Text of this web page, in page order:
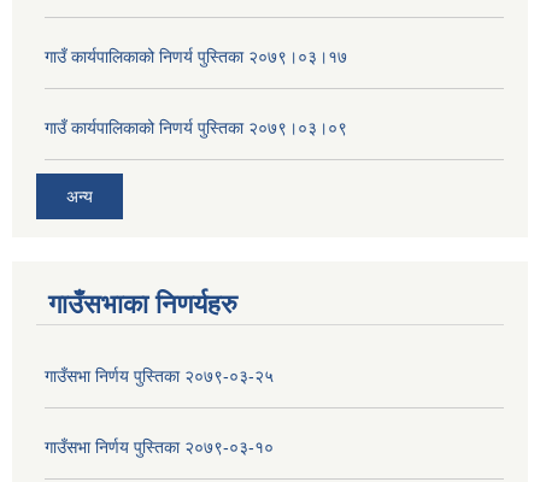
गाउँ कार्यपालिकाको निणर्य पुस्तिका २०७९।०३।१७
गाउँ कार्यपालिकाको निणर्य पुस्तिका २०७९।०३।०९
अन्य
गाउँसभाका निणर्यहरु
गाउँसभा निर्णय पुस्तिका २०७९-०३-२५
गाउँसभा निर्णय पुस्तिका २०७९-०३-१०